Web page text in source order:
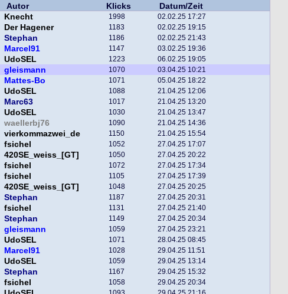
Autor Klicks
Datum/Zeit
Knecht 1998 02.02.25 17:27
Der Hagener 1183 02.02.25 19:15
Stephan 1186 02.02.25 21:43
Marcel91 1147 03.02.25 19:36
UdoSEL 1223 06.02.25 19:05
gleismann 1070 03.04.25 10:21
Mattes-Bo 1071 05.04.25 18:22
UdoSEL 1088 21.04.25 12:06
Marc63 1017 21.04.25 13:20
UdoSEL 1030 21.04.25 13:47
waellerbj76 1090 21.04.25 14:36
vierkommazwei_de 1150 21.04.25 15:54
fsichel 1052 27.04.25 17:07
420SE_weiss_[GT] 1050 27.04.25 20:22
fsichel 1072 27.04.25 17:34
fsichel 1105 27.04.25 17:39
420SE_weiss_[GT] 1048 27.04.25 20:25
Stephan 1187 27.04.25 20:31
fsichel 1131 27.04.25 21:40
Stephan 1149 27.04.25 20:34
gleismann 1059 27.04.25 23:21
UdoSEL 1071 28.04.25 08:45
Marcel91 1028 29.04.25 11:51
UdoSEL 1059 29.04.25 13:14
Stephan 1167 29.04.25 15:32
fsichel 1058 29.04.25 20:34